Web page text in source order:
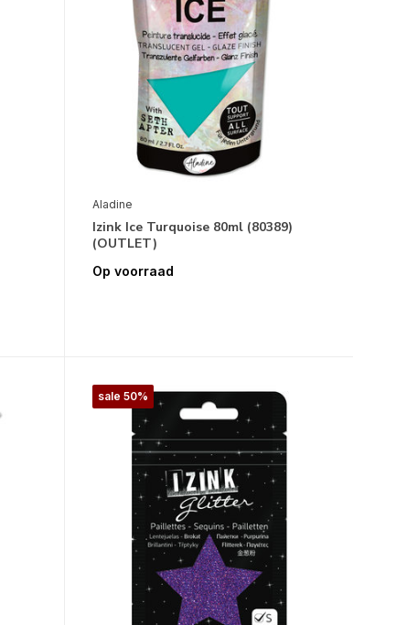
Aladine
Izink Ice Turquoise 80ml (80389)
(OUTLET)
Op voorraad
sale 50%